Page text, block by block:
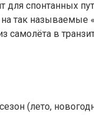
спонтанных
так
в
(лето,